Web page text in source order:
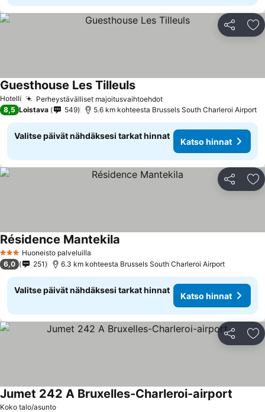
Jaa
Hotelli Perheystävälliset majoitusvaihtoehdot
Guesthouse Les Tilleuls
8,5 Loistava 549 5.6 km kohteesta Brussels South Charleroi Airport
Valitse päivät nähdäksesi tarkat hinnat
Katso hinnat
Jaa
3 Tähtiluokitus
Huoneisto palveluilla
Résidence Mantekila
6,0 251 6.3 km kohteesta Brussels South Charleroi Airport
Valitse päivät nähdäksesi tarkat hinnat
Katso hinnat
Jaa
Koko talo/asunto
Jumet 242 A Bruxelles-Charleroi-airport